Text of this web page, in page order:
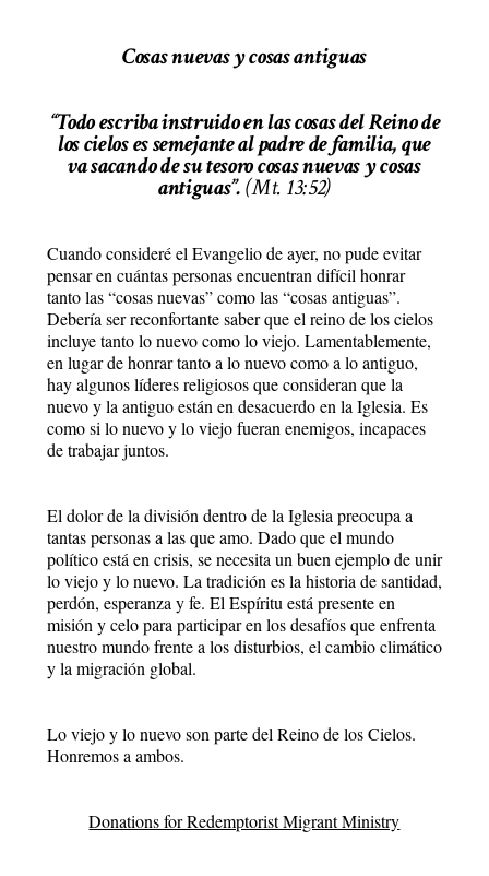
Cosas nuevas y cosas antiguas
“Todo escriba instruido en las cosas del Reino de
los cielos es semejante al padre de familia, que
va sacando de su tesoro cosas nuevas y cosas
antiguas”.(Mt. 13:52)
Cuando consideré el Evangelio de ayer, no pude evitar
pensar en cuántas personas encuentran difícil honrar
tanto las “cosas nuevas” como las “cosas antiguas”.
Debería ser reconfortante saber que el reino de los cielos
incluye tanto lo nuevo como lo viejo. Lamentablemente,
en lugar de honrar tanto a lo nuevo como a lo antiguo,
hay algunos líderes religiosos que consideran que la
nuevo y la antiguo están en desacuerdo en la Iglesia. Es
como si lo nuevo y lo viejo fueran enemigos, incapaces
de trabajar juntos.
El dolor de la división dentro de la Iglesia preocupa a
tantas personas a las que amo. Dado que el mundo
político está en crisis, se necesita un buen ejemplo de unir
lo viejo y lo nuevo. La tradición es la historia de santidad,
perdón, esperanza y fe. El Espíritu está presente en
misión y celo para participar en los desafíos que enfrenta
nuestro mundo frente a los disturbios, el cambio climático
y la migración global.
Lo viejo y lo nuevo son parte del Reino de los Cielos.
Honremos a ambos.
Donations for Redemptorist Migrant Ministry